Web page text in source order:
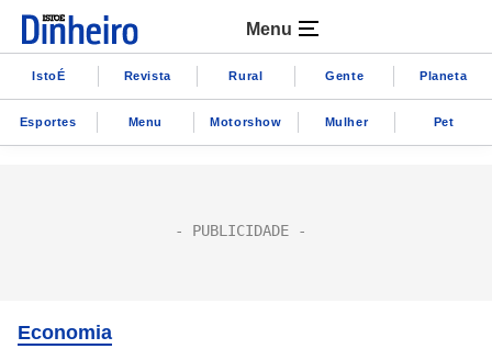
Menu
IstoÉ Revista Rural Gente Planeta
Esportes Menu Motorshow Mulher Pet
Economia